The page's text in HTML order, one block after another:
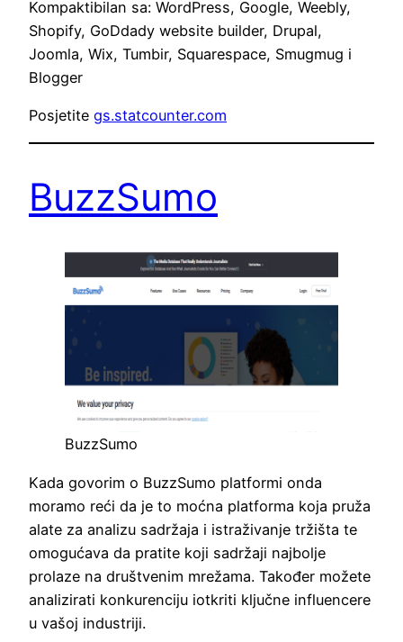
Kompaktibilan sa: WordPress, Google, Weebly,
Shopify, GoDdady website builder, Drupal,
Joomla, Wix, Tumbir, Squarespace, Smugmug i
Blogger
Posjetite gs.statcounter.com
BuzzSumo
BuzzSumo
Kada govorim o BuzzSumo platformi onda
moramo reći da je to moćna platforma koja pruža
alate za analizu sadržaja i istraživanje tržišta te
omogućava da pratite koji sadržaji najbolje
prolaze na društvenim mrežama. Također možete
analizirati konkurenciju iotkriti ključne influencere
u vašoj industriji.